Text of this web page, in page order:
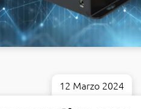
12 Marzo 2024